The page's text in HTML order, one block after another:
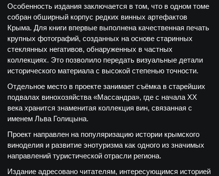
Особенность издания заключается в том, что в одном томе
собран обширный корпус редких винных артефактов
Крыма. Для книги впервые выполнена качественная печать
крупных фотографий, созданных на основе старинных
стеклянных негативов, обнаруженных в частных
коллекциях. Это позволило передать визуальные детали
исторического материала с высокой степенью точности.
Отдельное место в проекте занимает съёмка в старейших
подвалах винохозяйства «Массандра», где с начала XX
века хранится знаменитая коллекция вин, связанная с
именем Льва Голицына.
Проект направлен на популяризацию истории крымского
виноделия и развитие энотуризма как одного из значимых
направлений туристической отрасли региона.
Издание адресовано читателям, интересующимся историей